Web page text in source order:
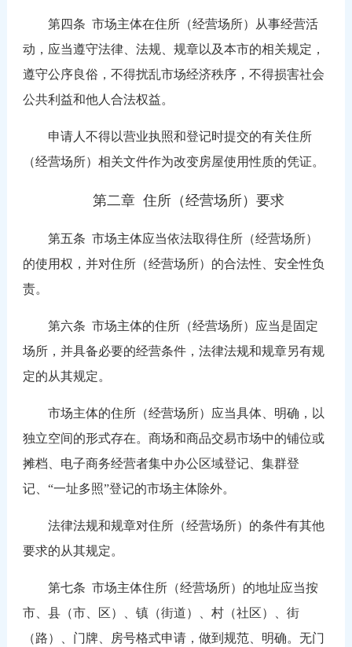
第四条 市场主体在住所（经营场所）从事经营活
动，应当遵守法律、法规、规章以及本市的相关规定，
遵守公序良俗，不得扰乱市场经济秩序，不得损害社会
公共利益和他人合法权益。
申请人不得以营业执照和登记时提交的有关住所
（经营场所）相关文件作为改变房屋使用性质的凭证。
第二章 住所（经营场所）要求
第五条 市场主体应当依法取得住所（经营场所）
的使用权，并对住所（经营场所）的合法性、安全性负
责。
第六条 市场主体的住所（经营场所）应当是固定
场所，并具备必要的经营条件，法律法规和规章另有规
定的从其规定。
市场主体的住所（经营场所）应当具体、明确，以
独立空间的形式存在。商场和商品交易市场中的铺位或
摊档、电子商务经营者集中办公区域登记、集群登
记、“一址多照”登记的市场主体除外。
法律法规和规章对住所（经营场所）的条件有其他
要求的从其规定。
第七条 市场主体住所（经营场所）的地址应当按
市、县（市、区）、镇（街道）、村（社区）、街
（路）、门牌、房号格式申请，做到规范、明确。无门